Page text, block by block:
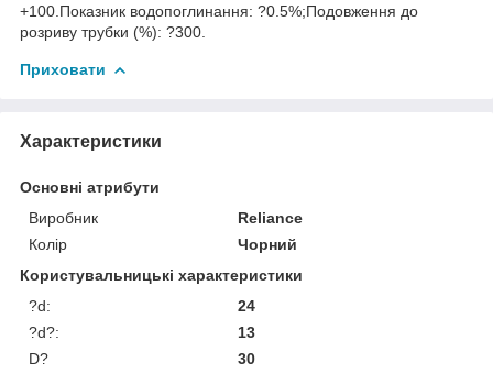
+100.Показник водопоглинання: ?0.5%;Подовження до
розриву трубки (%): ?300.
Приховати
Характеристики
Основні атрибути
Виробник
Reliance
Колір
Чорний
Користувальницькі характеристики
?d:
24
?d?:
13
D?
30